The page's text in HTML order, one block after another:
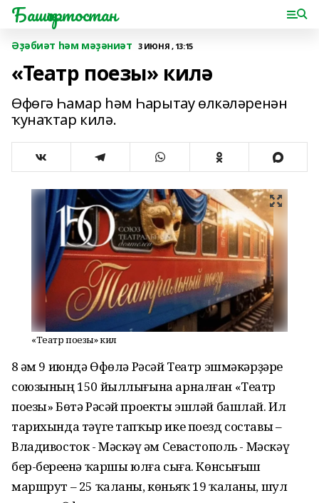
Башҡортостан
Әҙәбиәт һәм мәҙәниәт 3 ИЮНЯ , 13:15
«Театр поезы» килә
Өфөгә Һамар һәм Һарытау өлкәләренән
ҡунаҡтар килә.
«Театр поезы» килә
8 һәм 9 июндә Өфөлә Рәсәй Театр эшмәкәрҙәре
союзының 150 йыллығына арналған «Театр
поезы» Бөтә Рәсәй проекты эшләй башлай. Ил
тарихында тәүге тапҡыр ике поезд составы –
Владивосток - Мәскәү һәм Севастополь - Мәскәү
бер-береһенә ҡаршы юлға сыға. Көнсығыш
маршрут – 25 ҡаланы, көньяҡ 19 ҡаланы, шул